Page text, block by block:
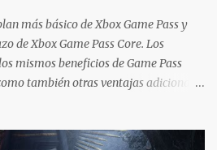
- España Todas las ofertas de
Series, a excepción de los jue...
más básico de Xbox Game Pass y
de Xbox Game Pass Core. Los
mismos beneficios de Game Pass
también otras ventajas adicionales
van desde skins, desbloqueo de